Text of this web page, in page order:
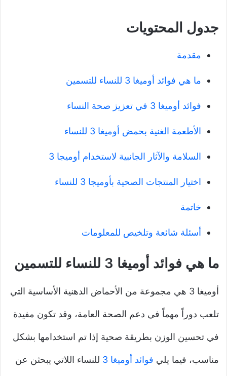
جدول المحتويات
مقدمة
ما هي فوائد أوميغا 3 للنساء للتسمين
فوائد أوميغا 3 في تعزيز صحة النساء
الأطعمة الغنية بحمض أوميغا 3 للنساء
السلامة والآثار الجانبية لاستخدام أوميجا 3
اختيار المنتجات الصحية بأوميجا 3 للنساء
خاتمة
أسئلة شائعة وتلخيص للمعلومات
ما هي فوائد أوميغا 3 للنساء للتسمين
أوميغا 3 هي مجموعة من الأحماض الدهنية الأساسية التي
تلعب دوراً مهماً في دعم الصحة العامة، وقد تكون مفيدة
في تحسين الوزن بطريقة صحية إذا تم استخدامها بشكل
مناسب، فيما يلي فوائد أوميغا 3 للنساء اللاتي يبحثن عن